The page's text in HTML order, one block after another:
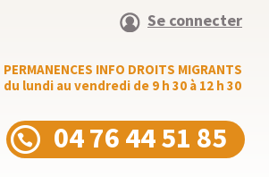
Se connecter
PERMANENCES INFO DROITS MIGRANTS
du lundi au vendredi de 9 h 30 à 12 h 30
04 76 44 51 85